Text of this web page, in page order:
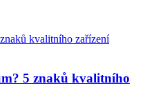
5 znaků kvalitního